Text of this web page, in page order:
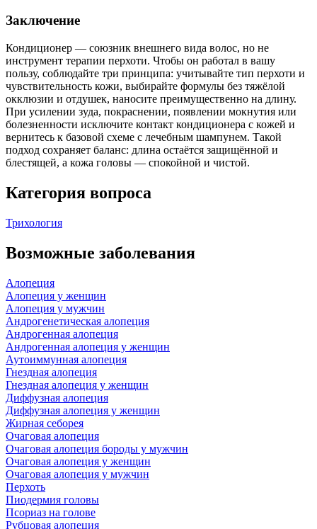
Заключение
Кондиционер — союзник внешнего вида волос, но не
инструмент терапии перхоти. Чтобы он работал в вашу
пользу, соблюдайте три принципа: учитывайте тип перхоти и
чувствительность кожи, выбирайте формулы без тяжёлой
окклюзии и отдушек, наносите преимущественно на длину.
При усилении зуда, покраснении, появлении мокнутия или
болезненности исключите контакт кондиционера с кожей и
вернитесь к базовой схеме с лечебным шампунем. Такой
подход сохраняет баланс: длина остаётся защищённой и
блестящей, а кожа головы — спокойной и чистой.
Категория вопроса
Трихология
Возможные заболевания
Алопеция
Алопеция у женщин
Алопеция у мужчин
Андрогенетическая алопеция
Андрогенная алопеция
Андрогенная алопеция у женщин
Аутоиммунная алопеция
Гнездная алопеция
Гнездная алопеция у женщин
Диффузная алопеция
Диффузная алопеция у женщин
Жирная себорея
Очаговая алопеция
Очаговая алопеция бороды у мужчин
Очаговая алопеция у женщин
Очаговая алопеция у мужчин
Перхоть
Пиодермия головы
Псориаз на голове
Рубцовая алопеция